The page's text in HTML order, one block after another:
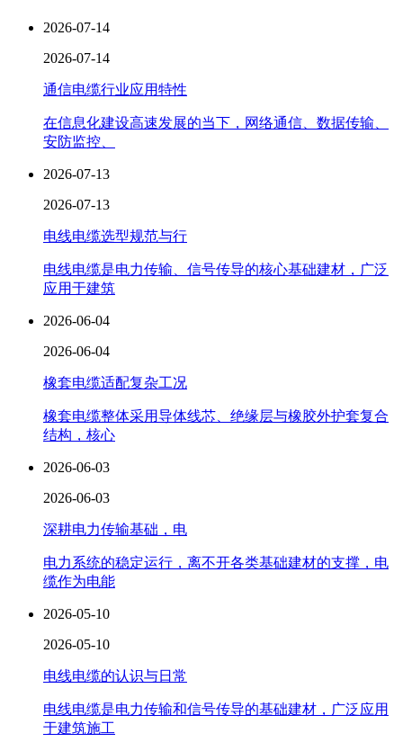
2026-07-14
2026-07-14
通信电缆行业应用特性
在信息化建设高速发展的当下，网络通信、数据传输、
安防监控、
2026-07-13
2026-07-13
电线电缆选型规范与行
电线电缆是电力传输、信号传导的核心基础建材，广泛
应用于建筑
2026-06-04
2026-06-04
橡套电缆适配复杂工况
橡套电缆整体采用导体线芯、绝缘层与橡胶外护套复合
结构，核心
2026-06-03
2026-06-03
深耕电力传输基础，电
电力系统的稳定运行，离不开各类基础建材的支撑，电
缆作为电能
2026-05-10
2026-05-10
电线电缆的认识与日常
电线电缆是电力传输和信号传导的基础建材，广泛应用
于建筑施工